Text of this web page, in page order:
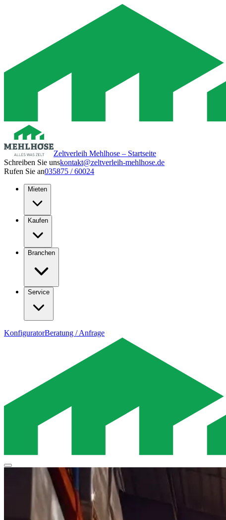
Zeltverleih Mehlhose – Startseite
Schreiben Sie unskontakt@zeltverleih-mehlhose.de
Rufen Sie an035875 / 60024
Mieten
Kaufen
Branchen
Service
KonfiguratorBeratung / Anfrage